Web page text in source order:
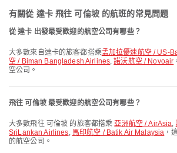
有關從 達卡 飛往 可倫坡 的航班的常見問題
從 達卡 出發最受歡迎的航空公司有哪些？
大多數來自達卡的旅客都搭乘孟加拉優速航空 / US-
空 / Biman Bangladesh Airlines,諾沃航空 / Novoair
空公司。
飛往 可倫坡 最受歡迎的航空公司有哪些？
大多數飛往 可倫坡 的旅客都搭乘亞洲航空 / AirAsia,
SriLankan Airlines, 馬印航空 / Batik Air Malaysia ，
的航空公司。